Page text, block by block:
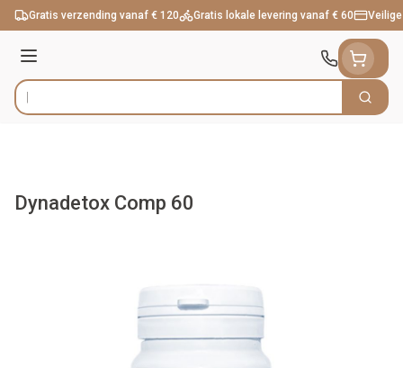
Ga naar de inhoud
Gratis verzending vanaf € 120 Gratis lokale levering vanaf € 60
Menu
Product, merk, categorie... Zoek
Dynadetox Comp 60